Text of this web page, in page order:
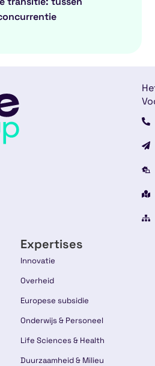
Expertises
Innovatie
Overheid
Europese subsidie
Onderwijs & Personeel
Life Sciences & Health
Duurzaamheid & Milieu